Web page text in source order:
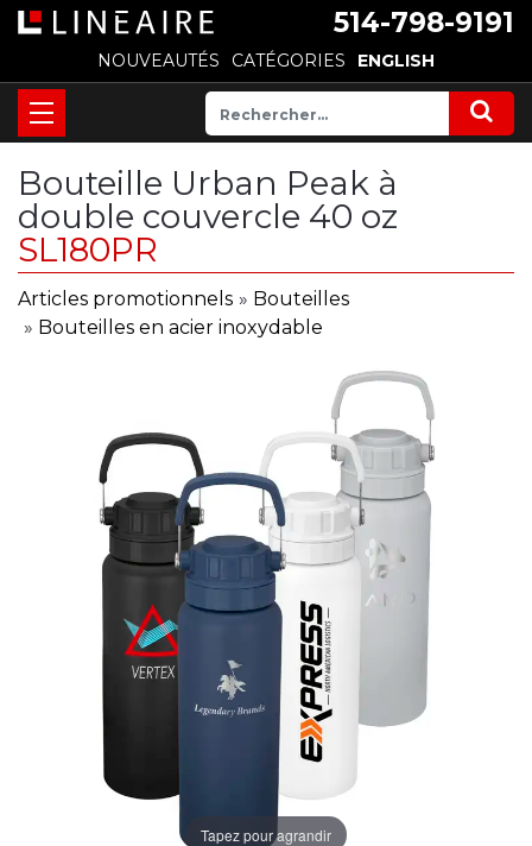
514-798-9191
NOUVEAUTÉS CATÉGORIES ENGLISH
Bouteille Urban Peak à
double couvercle 40 oz
SL180PR
Articles promotionnels » Bouteilles
» Bouteilles en acier inoxydable
Tapez pour agrandir